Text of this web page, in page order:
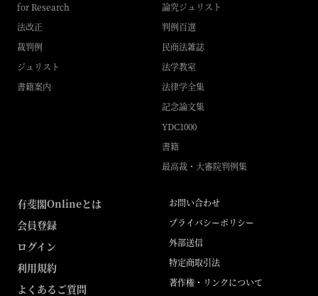
for Research
法改正
裁判例
ジュリスト
書籍案内
論究ジュリスト
判例百選
民商法雑誌
法学教室
法律学全集
記念論文集
YDC1000
書籍
最高裁・大審院判例集
有斐閣Onlineとは
会員登録
ログイン
利用規約
よくあるご質問
お問い合わせ
プライバシーポリシー
外部送信
特定商取引法
著作権・リンクについて